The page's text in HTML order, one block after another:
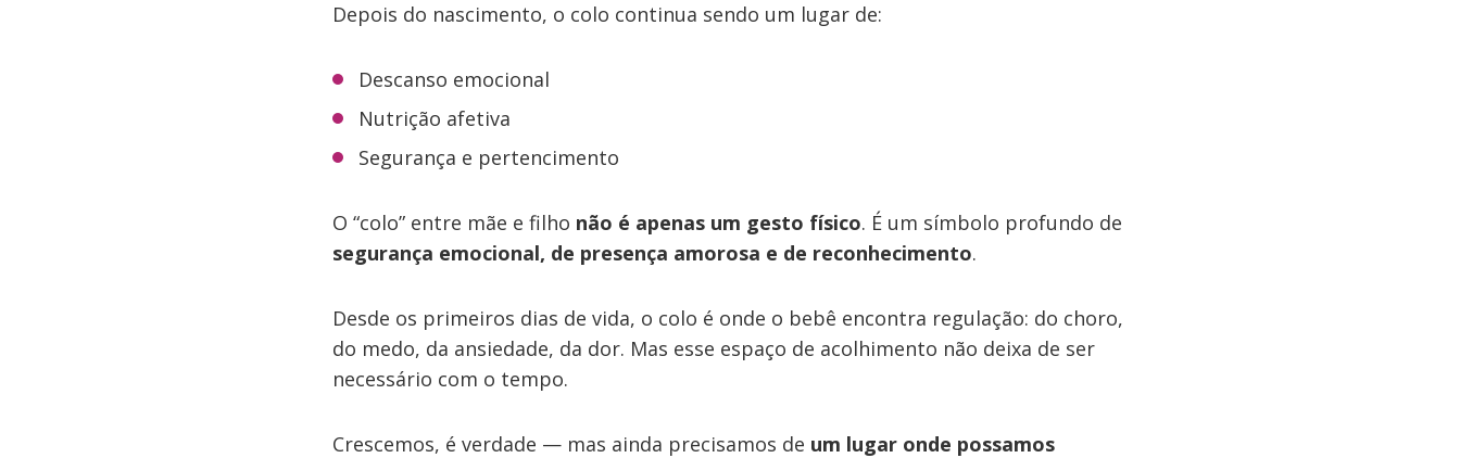
Depois do nascimento, o colo continua sendo um lugar de:
Descanso emocional
Nutrição afetiva
Segurança e pertencimento
O “colo” entre mãe e filho não é apenas um gesto físico. É um símbolo profundo de
segurança emocional, de presença amorosa e de reconhecimento.
Desde os primeiros dias de vida, o colo é onde o bebê encontra regulação: do choro,
do medo, da ansiedade, da dor. Mas esse espaço de acolhimento não deixa de ser
necessário com o tempo.
Crescemos, é verdade — mas ainda precisamos de um lugar onde possamos